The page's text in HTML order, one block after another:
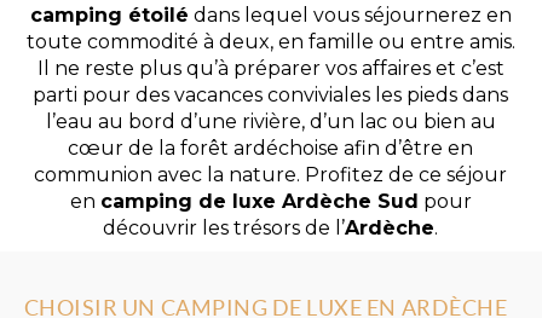
camping étoilé dans lequel vous séjournerez en
toute commodité à deux, en famille ou entre amis.
Il ne reste plus qu’à préparer vos affaires et c’est
parti pour des vacances conviviales les pieds dans
l’eau au bord d’une rivière, d’un lac ou bien au
cœur de la forêt ardéchoise afin d’être en
communion avec la nature. Profitez de ce séjour
en camping de luxe Ardèche Sud pour
découvrir les trésors de l’Ardèche.
CHOISIR UN CAMPING DE LUXE EN ARDÈCHE